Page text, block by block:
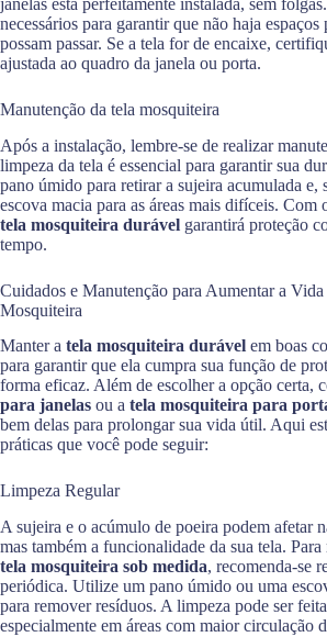
necessários para garantir que não haja
possam passar. Se a tela for de encaixe,
ajustada ao quadro da janela ou porta.
Manutenção da tela mosquiteira
Após a instalação, lembre-se de realizar
limpeza da tela é essencial para garantir sua
pano úmido para retirar a sujeira acumulada e,
escova macia para as áreas mais difíceis. Com
tela mosquiteira durável garantirá proteção
tempo.
Cuidados e Manutenção para Aumentar a
Mosquiteira
Manter a tela mosquiteira durável em boas
para garantir que ela cumpra sua função de
forma eficaz. Além de escolher a opção certa,
para janelas ou a tela mosquiteira para
bem delas para prolongar sua vida útil. Aqui
práticas que você pode seguir:
Limpeza Regular
A sujeira e o acúmulo de poeira podem afetar
mas também a funcionalidade da sua tela.
tela mosquiteira sob medida, recomenda-se
periódica. Utilize um pano úmido ou uma
para remover resíduos. A limpeza pode ser
especialmente em áreas com maior circulação